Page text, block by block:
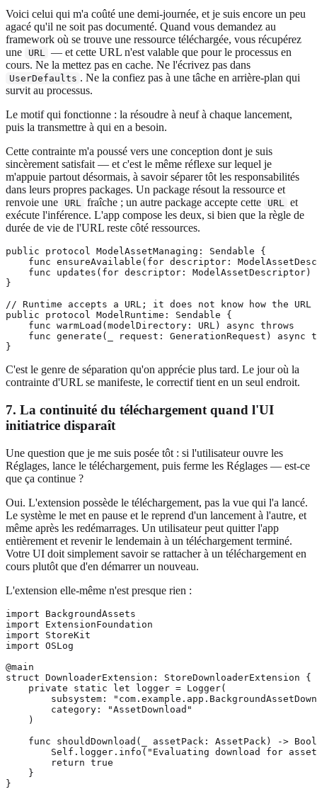
Voici celui qui m'a coûté une demi-journée, et je suis encore un peu
agacé qu'il ne soit pas documenté. Quand vous demandez au
framework où se trouve une ressource téléchargée, vous récupérez
une
URL — et cette URL n'est valable que pour le processus en
cours. Ne la mettez pas en cache. Ne l'écrivez pas dans
UserDefaults . Ne la confiez pas à une tâche en arrière-plan qui
survit au processus.
Le motif qui fonctionne : la résoudre à neuf à chaque lancement,
puis la transmettre à qui en a besoin.
Cette contrainte m'a poussé vers une conception dont je suis
sincèrement satisfait — et c'est le même réflexe sur lequel je
m'appuie partout désormais, à savoir séparer tôt les responsabilités
dans leurs propres packages. Un package résout la ressource et
renvoie une
URL fraîche ; un autre package accepte cette URL et
exécute l'inférence. L'app compose les deux, si bien que la règle de
durée de vie de l'URL reste côté ressources.
public protocol ModelAssetManaging: Sendable {
func ensureAvailable(for descriptor:
func updates(for descriptor:
}
// Runtime accepts a URL; it does not know how the URL
public protocol ModelRuntime: Sendable {
    func warmLoad(modelDirectory: URL) async throws
func generate(_ request: GenerationRequest) async
C'est le genre de séparation qu'on apprécie plus tard. Le jour où la
contrainte d'URL se manifeste, le correctif tient en un seul endroit.
7. La continuité du téléchargement quand l'UI
initiatrice disparaît
Une question que je me suis posée tôt : si l'utilisateur ouvre les
Réglages, lance le téléchargement, puis ferme les Réglages — est-ce
que ça continue ?
Oui. L'extension possède le téléchargement, pas la vue qui l'a lancé.
Le système le met en pause et le reprend d'un lancement à l'autre, et
même après les redémarrages. Un utilisateur peut quitter l'app
entièrement et revenir le lendemain à un téléchargement terminé.
Votre UI doit simplement savoir se rattacher à un téléchargement en
cours plutôt que d'en démarrer un nouveau.
L'extension elle-même n'est presque rien :
import BackgroundAssets
import ExtensionFoundation
import StoreKit
import OSLog
@main
struct DownloaderExtension: StoreDownloaderExtension {
    private static let logger = Logger(
subsystem:
        category: "AssetDownload"
    )
func shouldDownload(_ assetPack: AssetPack) ->
Self.logger.info("Evaluating download for
        return true
    }